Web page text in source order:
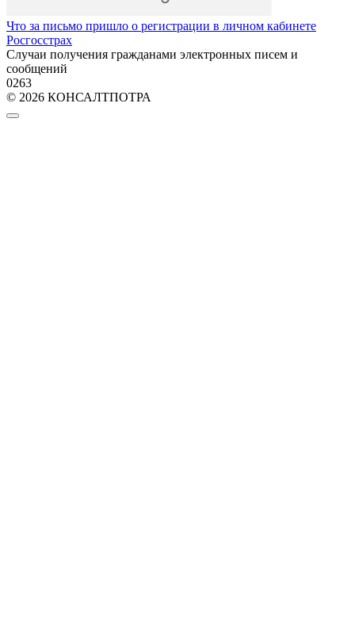
Что за письмо пришло о регистрации в личном кабинете
Росгосстрах
Случаи получения гражданами электронных писем и
сообщений
0263
© 2026 КОНСАЛТПОТРА